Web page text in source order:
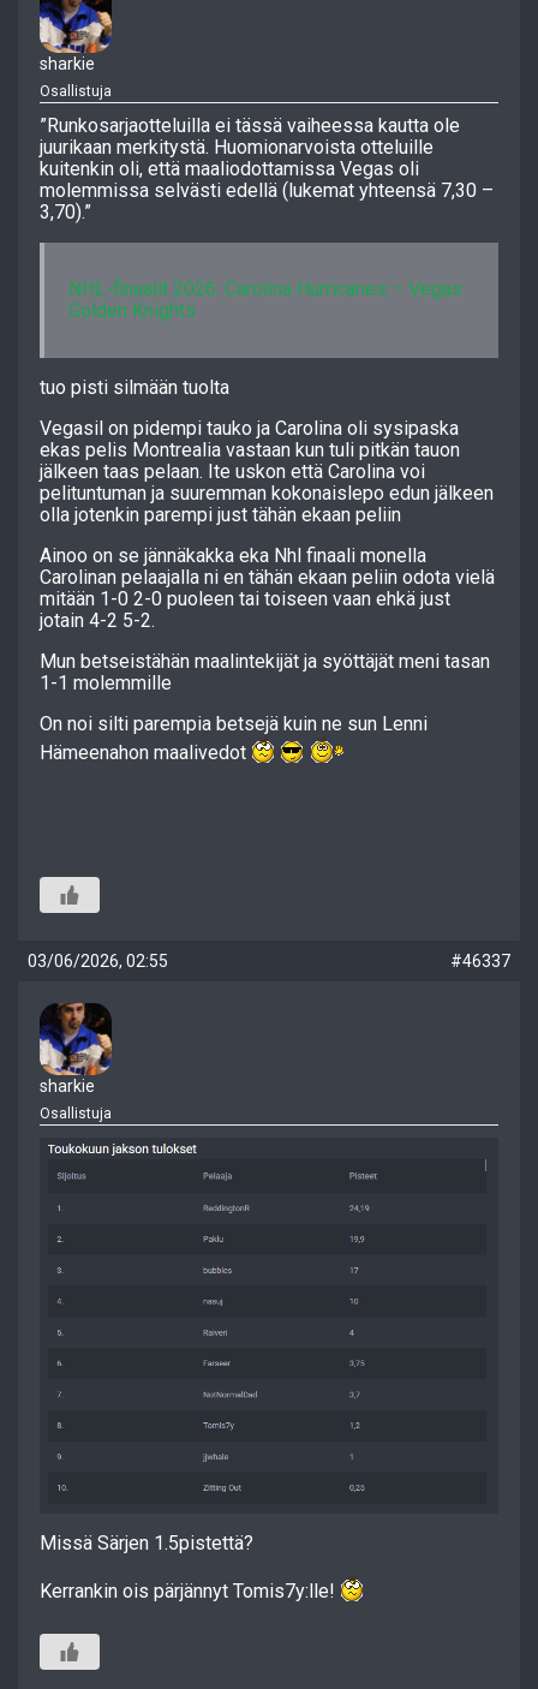
sharkie
Osallistuja
”Runkosarjaotteluilla ei tässä vaiheessa kautta ole
juurikaan merkitystä. Huomionarvoista otteluille
kuitenkin oli, että maaliodottamissa Vegas oli
molemmissa selvästi edellä (lukemat yhteensä 7,30 –
3,70).”
NHL-finaalit 2026: Carolina Hurricanes – Vegas
Golden Knights
tuo pisti silmään tuolta
Vegasil on pidempi tauko ja Carolina oli sysipaska
ekas pelis Montrealia vastaan kun tuli pitkän tauon
jälkeen taas pelaan. Ite uskon että Carolina voi
pelituntuman ja suuremman kokonaislepo edun jälkeen
olla jotenkin parempi just tähän ekaan peliin
Ainoo on se jännäkakka eka Nhl finaali monella
Carolinan pelaajalla ni en tähän ekaan peliin odota vielä
mitään 1-0 2-0 puoleen tai toiseen vaan ehkä just
jotain 4-2 5-2.
Mun betseistähän maalintekijät ja syöttäjät meni tasan
1-1 molemmille
On noi silti parempia betsejä kuin ne sun Lenni
Hämeenahon maalivedot
03/06/2026, 02:55 #46337
sharkie
Osallistuja
Missä Särjen 1.5pistettä?
Kerrankin ois pärjännyt Tomis7y:lle!